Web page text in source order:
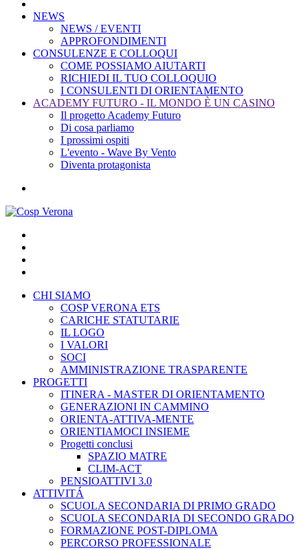
NEWS
NEWS / EVENTI
APPROFONDIMENTI
CONSULENZE E COLLOQUI
COME POSSIAMO AIUTARTI
RICHIEDI IL TUO COLLOQUIO
I CONSULENTI DI ORIENTAMENTO
ACADEMY FUTURO - IL MONDO È UN CASINO
Il progetto Academy Futuro
Di cosa parliamo
I prossimi ospiti
L'evento - Wave By Vento
Diventa protagonista
CHI SIAMO
COSP VERONA ETS
CARICHE STATUTARIE
IL LOGO
I VALORI
SOCI
AMMINISTRAZIONE TRASPARENTE
PROGETTI
ITINERA - MASTER DI ORIENTAMENTO
GENERAZIONI IN CAMMINO
ORIENTA-ATTIVA-MENTE
ORIENTIAMOCI INSIEME
Progetti conclusi
SPAZIO MATRE
CLIM-ACT
PENSIOATTIVI 3.0
ATTIVITÁ
SCUOLA SECONDARIA DI PRIMO GRADO
SCUOLA SECONDARIA DI SECONDO GRADO
FORMAZIONE POST-DIPLOMA
PERCORSO PROFESSIONALE